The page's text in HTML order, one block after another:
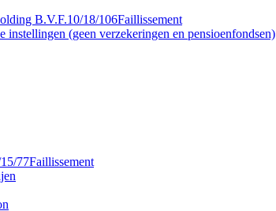
B.V.F.10/18/106Faillissement
instellingen (geen verzekeringen en pensioenfondsen)
77Faillissement